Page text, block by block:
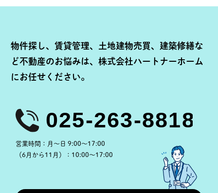
物件探し、賃貸管理、土地建物売買、建築修繕な
ど不動産のお悩みは、株式会社ハートナーホーム
にお任せください。
営業時間： 月～日 9:00～17:00
（6月から11月）： 10:00～17:00